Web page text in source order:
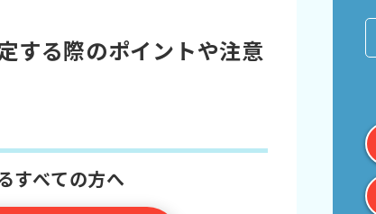
する際のポイントや注意
すべての方へ